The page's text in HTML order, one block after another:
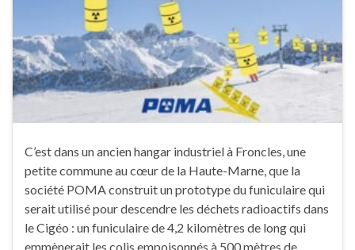
C’est dans un ancien hangar industriel à Froncles, une
petite commune au cœur de la Haute-Marne, que la
société POMA construit un prototype du funiculaire qui
serait utilisé pour descendre les déchets radioactifs dans
le Cigéo : un funiculaire de 4,2 kilomètres de long qui
emmènerait les colis empoisonnés à 500 mètres de